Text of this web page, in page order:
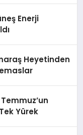
Enerji
Heyetinden
Yürek